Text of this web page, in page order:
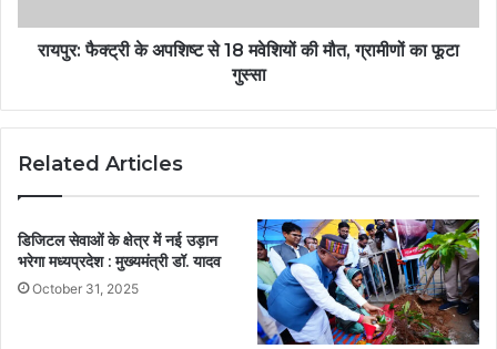
रायपुर: फैक्ट्री के अपशिष्ट से 18 मवेशियों की मौत, ग्रामीणों का फूटा
गुस्सा
Related Articles
डिजिटल सेवाओं के क्षेत्र में नई उड़ान
भरेगा मध्यप्रदेश : मुख्यमंत्री डॉ. यादव
October 31, 2025